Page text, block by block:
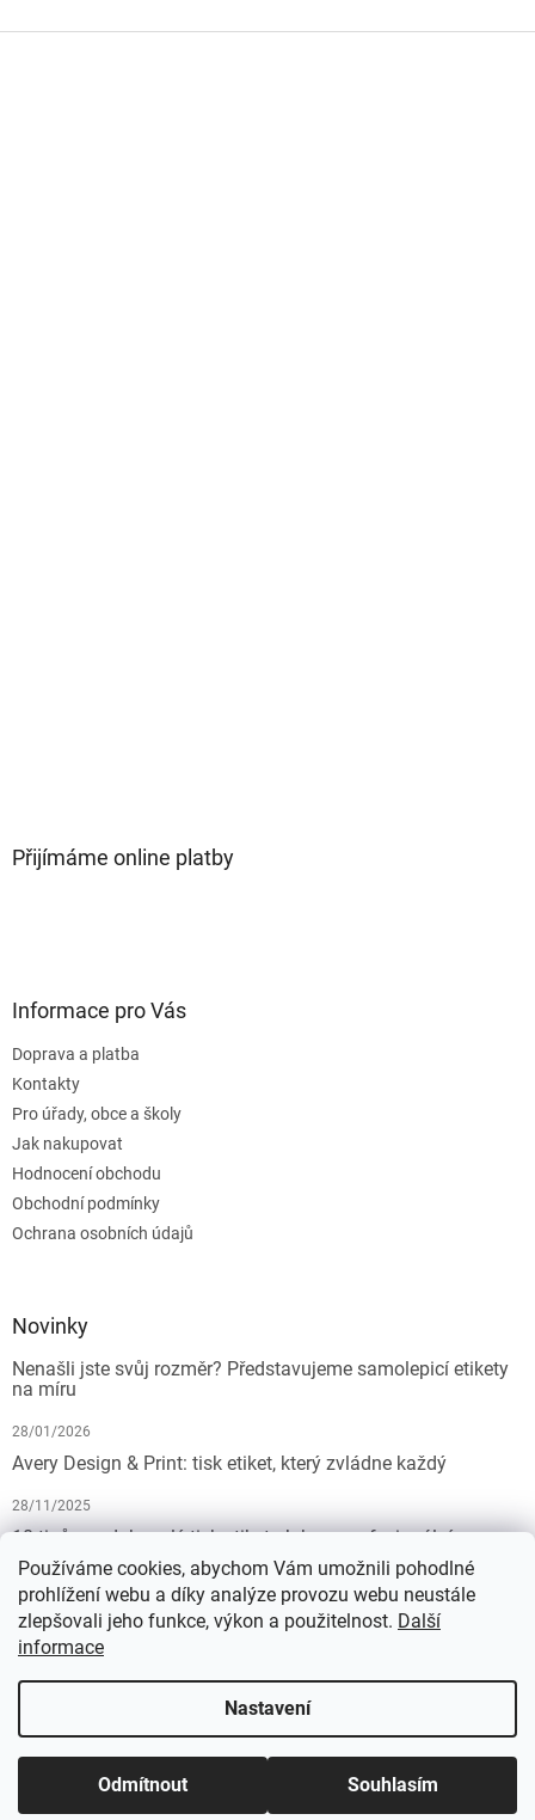
Používáme cookies, abychom Vám umožnili pohodlné
prohlížení webu a díky analýze provozu webu neustále
zlepšovali jeho funkce, výkon a použitelnost. Další
informace
Nastavení
Odmítnout Souhlasím
Přijímáme online platby
Informace pro Vás
Doprava a platba
Kontakty
Pro úřady, obce a školy
Jak nakupovat
Hodnocení obchodu
Obchodní podmínky
Ochrana osobních údajů
Novinky
Nenašli jste svůj rozměr? Představujeme samolepicí etikety
na míru
28/01/2026
Avery Design & Print: tisk etiket, který zvládne každý
28/11/2025
10 tipů pro dokonalý tisk etiket: Jak na profesionální
výsledek bez starostí
19/07/2025
KALEDA, a.s. | etikety-stitky.cz